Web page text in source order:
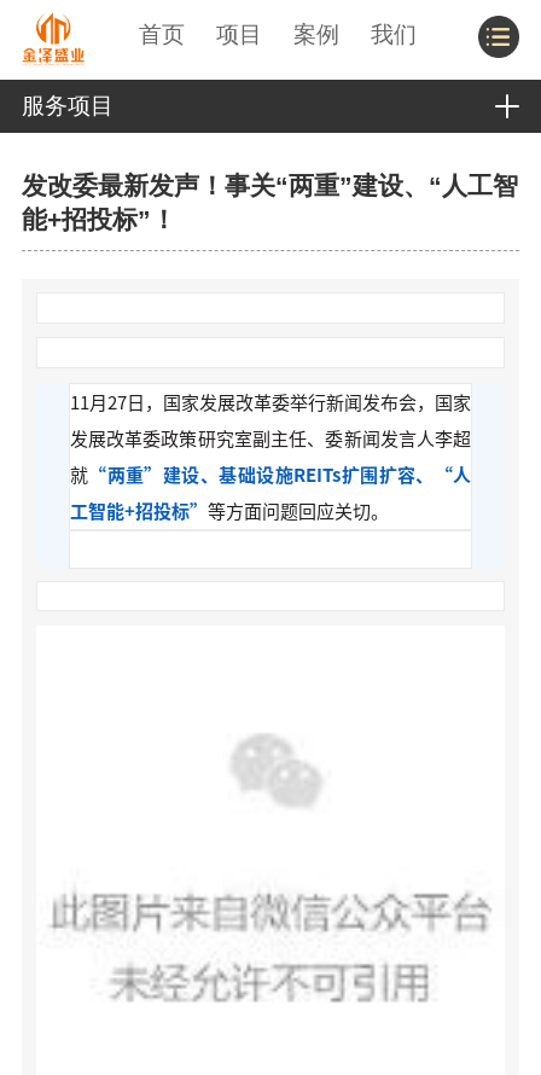
首页 项目 案例 我们
服务项目
发改委最新发声！事关“两重”建设、“人工智
能+招投标”！
11月27日，国家发展改革委举行新闻发布会，国家
发展改革委政策研究室副主任、委新闻发言人李超
就 “两重”建设、基础设施REITs扩围扩容、“人
工智能+招投标” 等方面问题回应关切。